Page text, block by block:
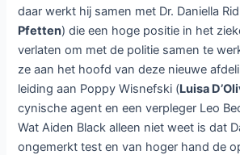
daar werkt hij samen met Dr. Daniella
Pfetten) die een hoge positie in het
verlaten om met de politie samen te
ze aan het hoofd van deze nieuwe
leiding aan Poppy Wisnefski (Luisa
cynische agent en een verpleger Leo
Wat Aiden Black alleen niet weet is dat
ongemerkt test en van hoger hand de